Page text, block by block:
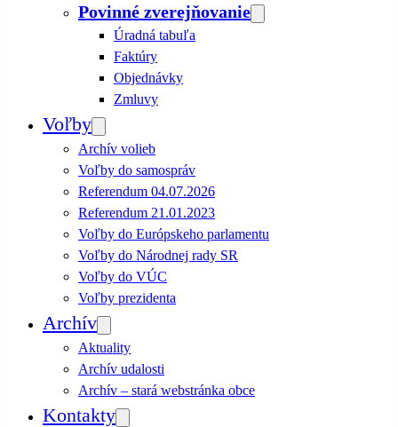
Povinné zverejňovanie
Úradná tabuľa
Faktúry
Objednávky
Zmluvy
Voľby
Archív volieb
Voľby do samospráv
Referendum 04.07.2026
Referendum 21.01.2023
Voľby do Európskeho parlamentu
Voľby do Národnej rady SR
Voľby do VÚC
Voľby prezidenta
Archív
Aktuality
Archív udalosti
Archív – stará webstránka obce
Kontakty